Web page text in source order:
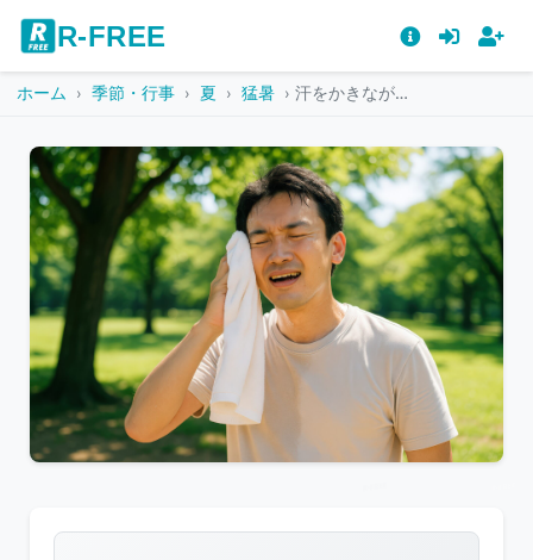
R-FREE
ホーム 季節・行事 夏 猛暑 汗をかきながらタオルで顔を拭く男性